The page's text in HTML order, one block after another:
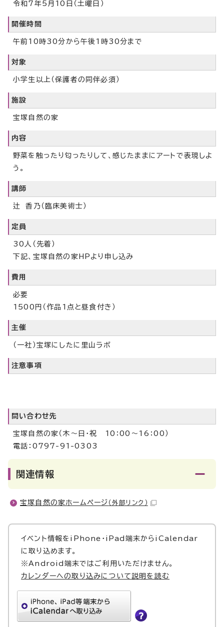
令和7年5月10日（土曜日）
開催時間
午前10時30分から午後1時30分まで
対象
小学生以上（保護者の同伴必須）
施設
宝塚自然の家
内容
野菜を触ったり匂ったりして、感じたままにアートで表現しよ
う。
講師
辻 香乃（臨床美術士）
定員
30人（先着）
下記、宝塚自然の家HPより申し込み
費用
必要
1500円（作品1点と昼食付き）
主催
（一社）宝塚にしたに里山ラボ
注意事項
問い合わせ先
宝塚自然の家（木～日・祝 10：00～16：00）
電話：0797-91-0303
関連情報
宝塚自然の家ホームページ （外部リンク）
イベント情報をiPhone・iPad端末からiCalendar
に取り込めます。
※Android端末ではご利用いただけません。
カレンダーへの取り込みについて説明を読む